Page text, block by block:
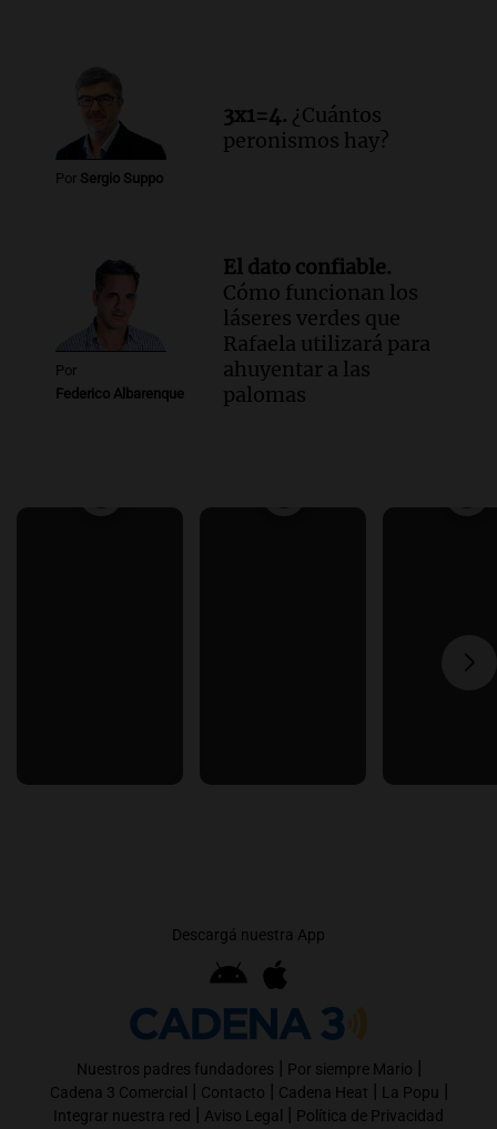
Por Sergio Suppo
3x1=4. ¿Cuántos
peronismos hay?
Por
Federico Albarenque
El dato confiable.
Cómo funcionan los
láseres verdes que
Rafaela utilizará para
ahuyentar a las
palomas
Descargá nuestra App
Nuestros padres fundadores | Por siempre Mario |
Cadena 3 Comercial | Contacto | Cadena Heat | La Popu |
Integrar nuestra red | Aviso Legal | Política de Privacidad